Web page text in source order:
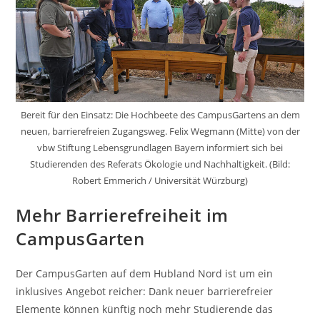
Bereit für den Einsatz: Die Hochbeete des CampusGartens an dem
neuen, barrierefreien Zugangsweg. Felix Wegmann (Mitte) von der
vbw Stiftung Lebensgrundlagen Bayern informiert sich bei
Studierenden des Referats Ökologie und Nachhaltigkeit. (Bild:
Robert Emmerich / Universität Würzburg)
Mehr Barrierefreiheit im
CampusGarten
Der CampusGarten auf dem Hubland Nord ist um ein
inklusives Angebot reicher: Dank neuer barrierefreier
Elemente können künftig noch mehr Studierende das